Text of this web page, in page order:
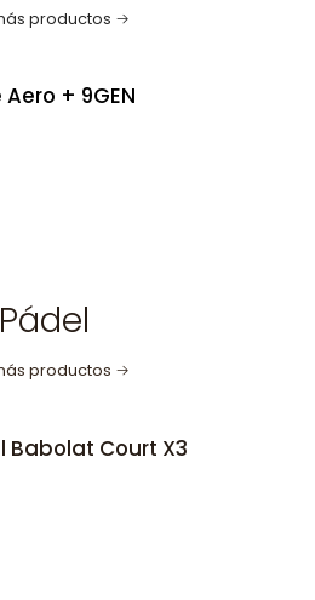
productos
+ 9GEN
Pádel
productos
Babolat Court X3